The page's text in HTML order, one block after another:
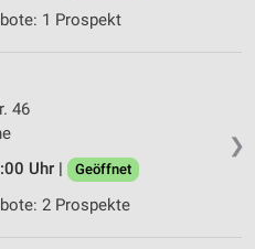
1 Prospekt
❯
46
Uhr |
Geöffnet
2 Prospekte